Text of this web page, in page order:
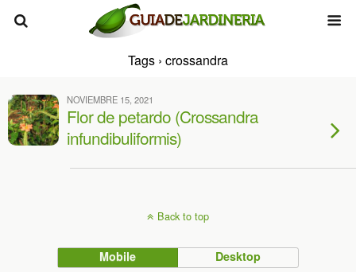
Tags › crossandra
NOVIEMBRE 15, 2021
Flor de petardo (Crossandra
infundibuliformis)
Back to top
Mobile Desktop